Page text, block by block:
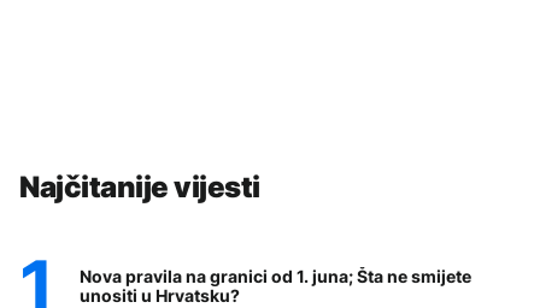
Najčitanije vijesti
Nova pravila na granici od 1. juna; Šta ne smijete
unositi u Hrvatsku?